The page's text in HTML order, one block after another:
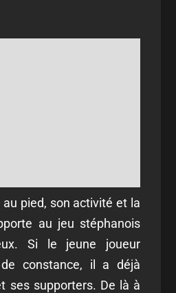
pied, son activité et la
au jeu stéphanois
Si le jeune joueur
constance, il a déjà
ses supporters. De là à